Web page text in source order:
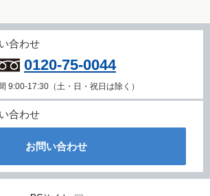
合わせ
0120-75-0044
9:00-17:30（土・日・祝日は除く）
合わせ
お問い合わせ